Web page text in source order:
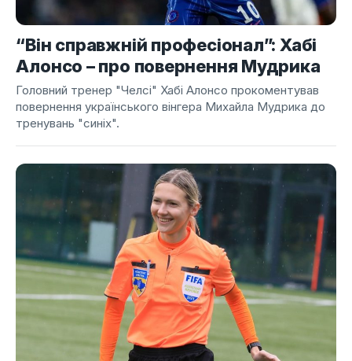
“Він справжній професіонал”: Хабі
Алонсо – про повернення Мудрика
Головний тренер "Челсі" Хабі Алонсо прокоментував
повернення українського вінгера Михайла Мудрика до
тренувань "синіх".